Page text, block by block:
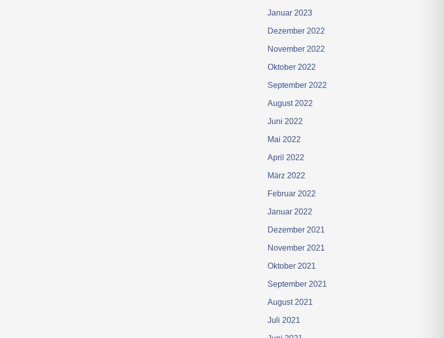
Januar 2023
Dezember 2022
November 2022
Oktober 2022
September 2022
August 2022
Juni 2022
Mai 2022
April 2022
März 2022
Februar 2022
Januar 2022
Dezember 2021
November 2021
Oktober 2021
September 2021
August 2021
Juli 2021